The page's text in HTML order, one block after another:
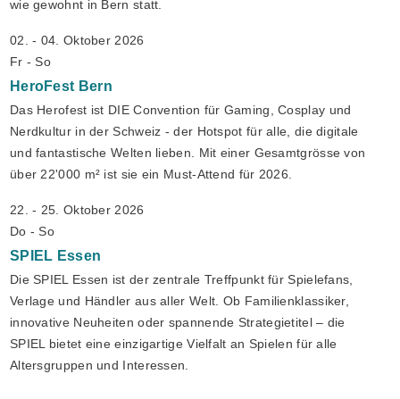
wie gewohnt in Bern statt.
02. - 04. Oktober 2026
Fr - So
HeroFest Bern
Das Herofest ist DIE Convention für Gaming, Cosplay und
Nerdkultur in der Schweiz - der Hotspot für alle, die digitale
und fantastische Welten lieben. Mit einer Gesamtgrösse von
über 22'000 m² ist sie ein Must-Attend für 2026.
22. - 25. Oktober 2026
Do - So
SPIEL Essen
Die SPIEL Essen ist der zentrale Treffpunkt für Spielefans,
Verlage und Händler aus aller Welt. Ob Familienklassiker,
innovative Neuheiten oder spannende Strategietitel – die
SPIEL bietet eine einzigartige Vielfalt an Spielen für alle
Altersgruppen und Interessen.